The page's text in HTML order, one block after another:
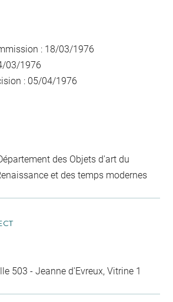
: 18/03/1976
03/1976
: 05/04/1976
des Objets d'art du
et des temps modernes
503 - Jeanne d'Evreux, Vitrine 1